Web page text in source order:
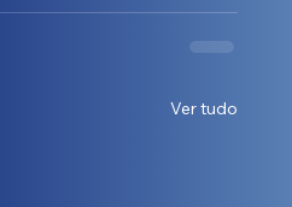
Ver tudo